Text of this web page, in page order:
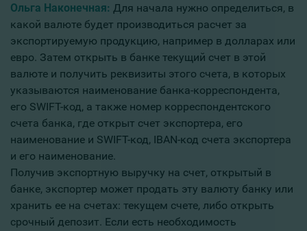
Ольга Наконечная: Для начала нужно определиться, в
какой валюте будет производиться расчет за
экспортируемую продукцию, например в долларах или
евро. Затем открыть в банке текущий счет в этой
валюте и получить реквизиты этого счета, в которых
указываются наименование банка-корреспондента,
его SWIFT-код, а также номер корреспондентского
счета банка, где открыт счет экспортера, его
наименование и SWIFT-код, IBAN-код счета экспортера
и его наименование.
Получив экспортную выручку на счет, открытый в
банке, экспортер может продать эту валюту банку или
хранить ее на счетах: текущем счете, либо открыть
срочный депозит. Если есть необходимость